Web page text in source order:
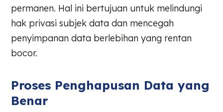
permanen. Hal ini bertujuan untuk melindungi
hak privasi subjek data dan mencegah
penyimpanan data berlebihan yang rentan
bocor.
Proses Penghapusan Data yang
Benar